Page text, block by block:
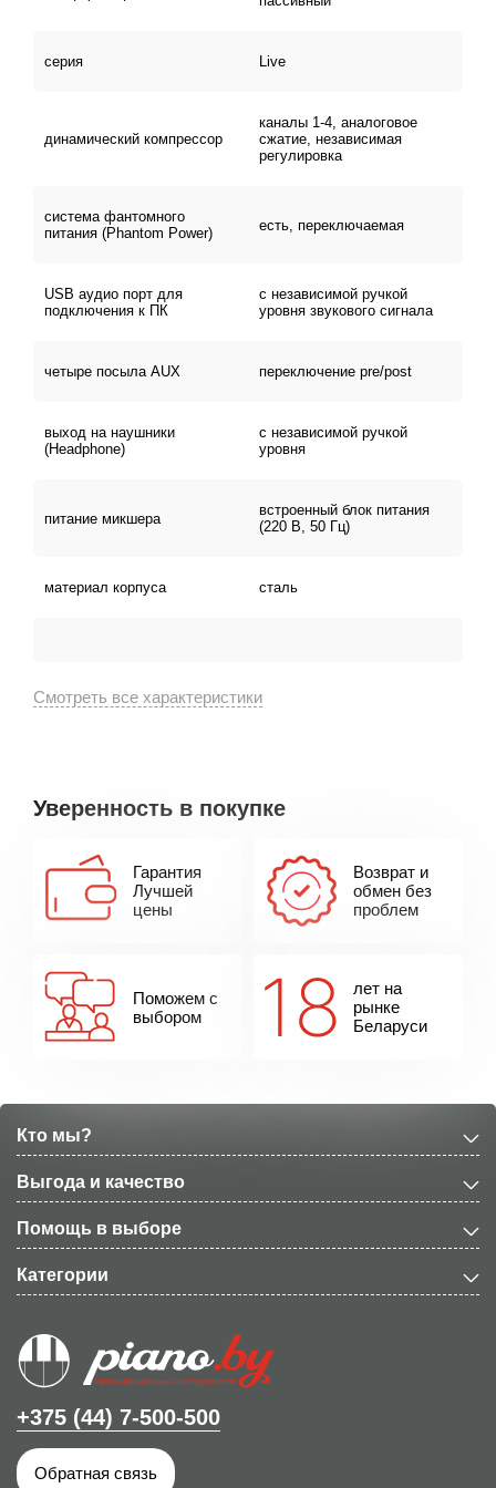
мероприятий, живых концертов, театральных
рабочие элементы расположены максимально удобно
и просто, что позволяет использовать этотмикшерный
как опытным пользователям, так и новичкам.
Простой и удобный интерфейс дает возможность
питания обеспечивают устройству необходимую
и этот микшерный пульт станет для вас
серия Live
динамический компрессор
каналы 1-4, аналоговое
сжатие, независимая
регулировка
система фантомного
питания (Phantom Power)
есть, переключаемая
USB аудио порт для
подключения к ПК
с независимой ручкой
уровня звукового сигнала
четыре посыла AUX переключение pre/post
выход на наушники
(Headphone)
с независимой ручкой
уровня
питание микшера
встроенный блок питания
(220 В, 50 Гц)
материал корпуса сталь
Уверенность в покупке
Гарантия
Лучшей
цены
Возврат и
обмен без
проблем
Поможем с
выбором
лет на
рынке
Беларуси
Кто мы?
Выгода и качество
Помощь в выборе
Категории
+375 (44) 7-500-500
Обратная связь